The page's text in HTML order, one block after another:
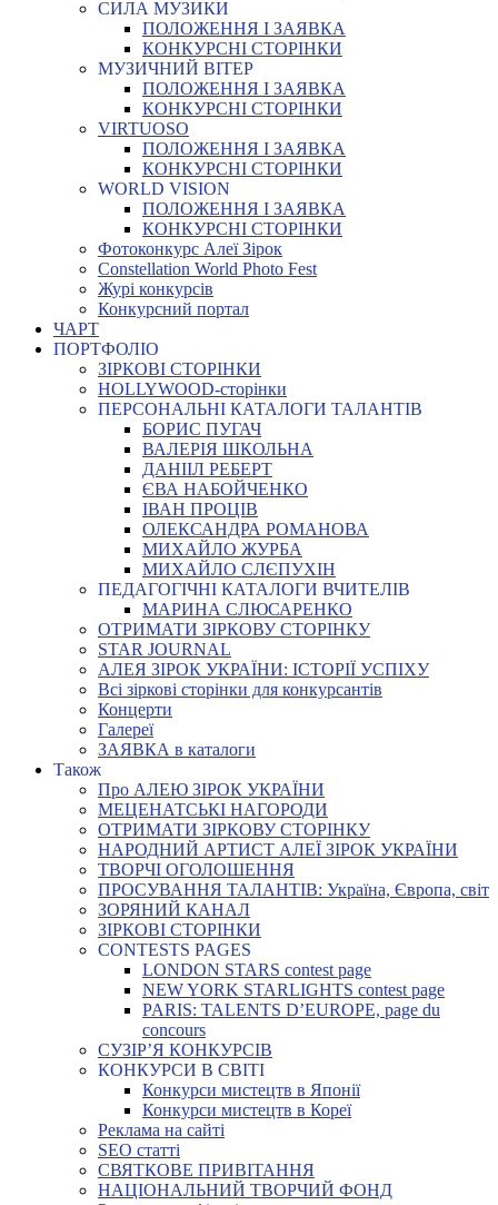
СИЛА МУЗИКИ
ПОЛОЖЕННЯ І ЗАЯВКА
КОНКУРСНІ СТОРІНКИ
МУЗИЧНИЙ ВІТЕР
ПОЛОЖЕННЯ І ЗАЯВКА
КОНКУРСНІ СТОРІНКИ
VIRTUOSO
ПОЛОЖЕННЯ І ЗАЯВКА
КОНКУРСНІ СТОРІНКИ
WORLD VISION
ПОЛОЖЕННЯ І ЗАЯВКА
КОНКУРСНІ СТОРІНКИ
Фотоконкурс Алеї Зірок
Constellation World Photo Fest
Журі конкурсів
Конкурсний портал
ЧАРТ
ПОРТФОЛІО
ЗІРКОВІ СТОРІНКИ
HOLLYWOOD-сторінки
ПЕРСОНАЛЬНІ КАТАЛОГИ ТАЛАНТІВ
БОРИС ПУГАЧ
ВАЛЕРІЯ ШКОЛЬНА
ДАНІІЛ РЕБЕРТ
ЄВА НАБОЙЧЕНКО
ІВАН ПРОЦІВ
ОЛЕКСАНДРА РОМАНОВА
МИХАЙЛО ЖУРБА
МИХАЙЛО СЛЄПУХІН
ПЕДАГОГІЧНІ КАТАЛОГИ ВЧИТЕЛІВ
МАРИНА СЛЮСАРЕНКО
ОТРИМАТИ ЗІРКОВУ СТОРІНКУ
STAR JOURNAL
АЛЕЯ ЗІРОК УКРАЇНИ: ІСТОРІЇ УСПІХУ
Всі зіркові сторінки для конкурсантів
Концерти
Галереї
ЗАЯВКА в каталоги
Також
Про АЛЕЮ ЗІРОК УКРАЇНИ
МЕЦЕНАТСЬКІ НАГОРОДИ
ОТРИМАТИ ЗІРКОВУ СТОРІНКУ
НАРОДНИЙ АРТИСТ АЛЕЇ ЗІРОК УКРАЇНИ
ТВОРЧІ ОГОЛОШЕННЯ
ПРОСУВАННЯ ТАЛАНТІВ: Україна, Європа, світ
ЗОРЯНИЙ КАНАЛ
ЗІРКОВІ СТОРІНКИ
CONTESTS PAGES
LONDON STARS contest page
NEW YORK STARLIGHTS contest page
PARIS: TALENTS D’EUROPE, page du
concours
СУЗІР’Я КОНКУРСІВ
КОНКУРСИ В СВІТІ
Конкурси мистецтв в Японії
Конкурси мистецтв в Кореї
Реклама на сайті
SEO статті
СВЯТКОВЕ ПРИВІТАННЯ
НАЦІОНАЛЬНИЙ ТВОРЧИЙ ФОНД